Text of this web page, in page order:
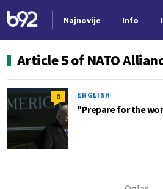
Najnovije Info
Article 5 of NATO
0 ENGLISH
"Prepare for the